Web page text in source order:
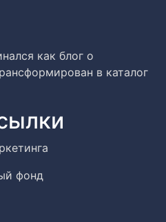
как блог о
в каталог
фонд